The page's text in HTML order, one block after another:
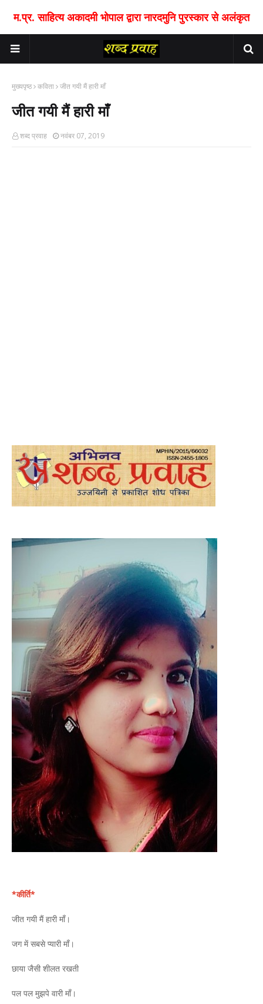
म.प्र. साहित्य अकादमी भोपाल द्वारा नारदमुनि पुरस्कार से अलंकृत
मुख्यपृष्ठ कविता जीत गयी मैं हारी माँ
जीत गयी मैं हारी माँ
शब्द प्रवाह नवंबर 07, 2019
*कीर्ति*
जीत गयी मैं हारी माँ।
जग में सबसे प्यारी माँ।
छाया जैसी शीलत रखती
पल पल मुझपे वारी माँ।